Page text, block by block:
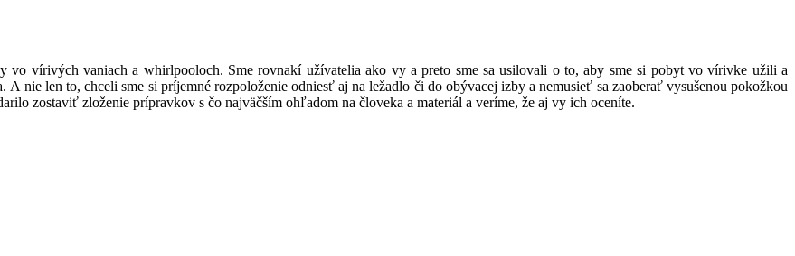
vírivých vaniach a whirlpooloch. Sme rovnakí užívatelia ako vy a preto sme sa usilovali o to, aby sme si pobyt vo vírivke užili a
nie len to, chceli sme si príjemné rozpoloženie odniesť aj na ležadlo či do obývacej izby a nemusieť sa zaoberať vysušenou pokožkou
zostaviť zloženie prípravkov s čo najväčším ohľadom na človeka a materiál a veríme, že aj vy ich oceníte.